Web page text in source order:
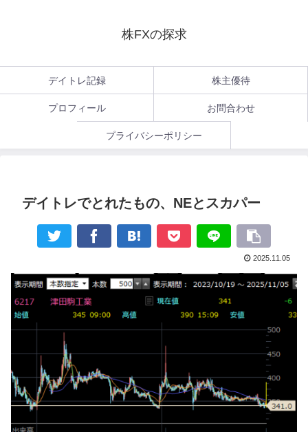
株FXの探求
デイトレ記録 株主優待
プロフィール お問合わせ
プライバシーポリシー
デイトレでとれたもの、NEとスカパー
2025.11.05